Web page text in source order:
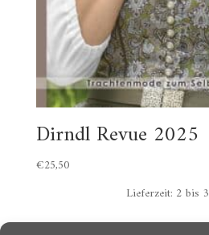
Dirndl Revue 2025
€25,50
Lieferzeit: 2 bis